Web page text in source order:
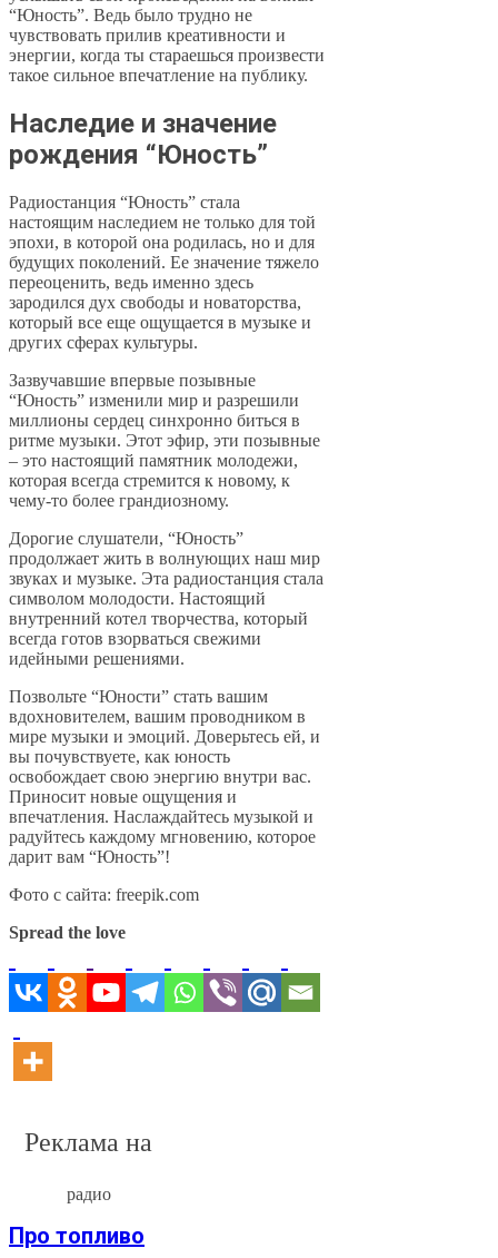
“Юность”. Ведь было трудно не
чувствовать прилив креативности и
энергии, когда ты стараешься произвести
такое сильное впечатление на публику.
Наследие и значение
рождения “Юность”
Радиостанция “Юность” стала
настоящим наследием не только для той
эпохи, в которой она родилась, но и для
будущих поколений. Ее значение тяжело
переоценить, ведь именно здесь
зародился дух свободы и новаторства,
который все еще ощущается в музыке и
других сферах культуры.
Зазвучавшие впервые позывные
“Юность” изменили мир и разрешили
миллионы сердец синхронно биться в
ритме музыки. Этот эфир, эти позывные
– это настоящий памятник молодежи,
которая всегда стремится к новому, к
чему-то более грандиозному.
Дорогие слушатели, “Юность”
продолжает жить в волнующих наш мир
звуках и музыке. Эта радиостанция стала
символом молодости. Настоящий
внутренний котел творчества, который
всегда готов взорваться свежими
идейными решениями.
Позвольте “Юности” стать вашим
вдохновителем, вашим проводником в
мире музыки и эмоций. Доверьтесь ей, и
вы почувствуете, как юность
освобождает свою энергию внутри вас.
Приносит новые ощущения и
впечатления. Наслаждайтесь музыкой и
радуйтесь каждому мгновению, которое
дарит вам “Юность”!
Фото с сайта: freepik.com
Spread the love
Реклама на
радио
Про топливо